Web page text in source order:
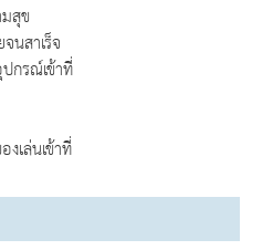
สุข
นสาเร็จ
กรณ์เข้าที่
เล่นเข้าที่